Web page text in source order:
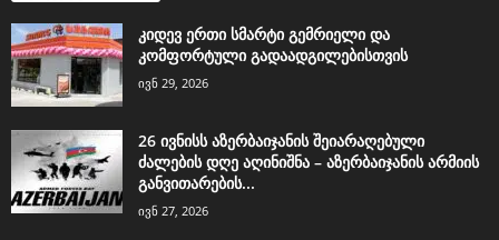
კიდევ ერთი სმარტი გემრიელი და
კომფორტული გადაადგილებისთვის
ივნ 29, 2026
26 ივნისს აზერბაიჯანის შეიარაღებული
ძალების დღე აღინიშნა – აზერბაიჯანის არმიის
განვითარების...
ივნ 27, 2026